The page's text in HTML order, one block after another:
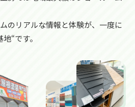
のリアルな情報と体験が、一度に
“です。